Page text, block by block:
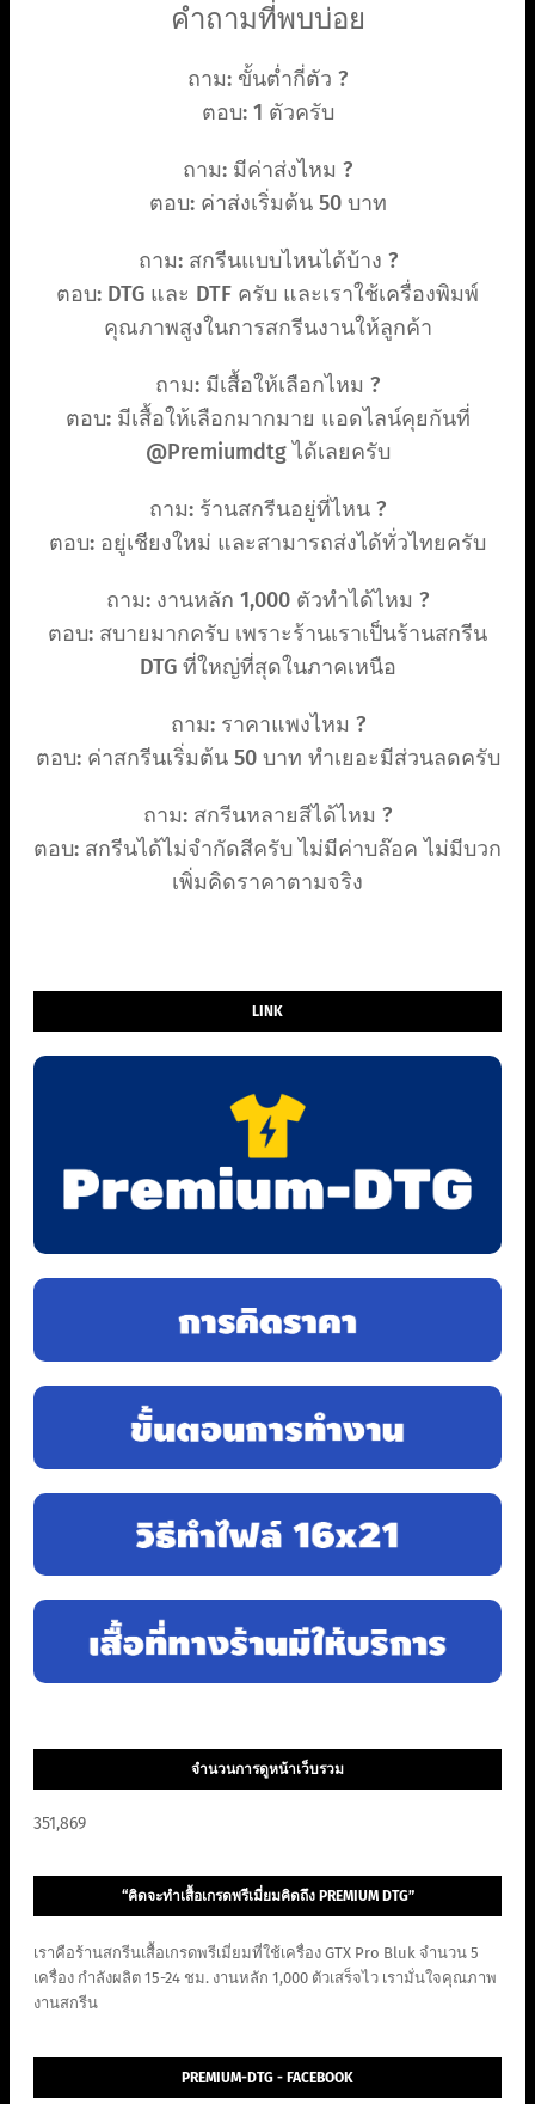
คำถามที่พบบ่อย
ถาม: ขั้นต่ำกี่ตัว ?
ตอบ: 1 ตัวครับ
ถาม: มีค่าส่งไหม ?
ตอบ: ค่าส่งเริ่มต้น 50 บาท
ถาม: สกรีนแบบไหนได้บ้าง ?
ตอบ: DTG และ DTF ครับ และเราใช้เครื่องพิมพ์
คุณภาพสูงในการสกรีนงานให้ลูกค้า
ถาม: มีเสื้อให้เลือกไหม ?
ตอบ: มีเสื้อให้เลือกมากมาย แอดไลน์คุยกันที่
@Premiumdtg ได้เลยครับ
ถาม: ร้านสกรีนอยู่ที่ไหน ?
ตอบ: อยู่เชียงใหม่ และสามารถส่งได้ทั่วไทยครับ
ถาม: งานหลัก 1,000 ตัวทำได้ไหม ?
ตอบ: สบายมากครับ เพราะร้านเราเป็นร้านสกรีน
DTG ที่ใหญ่ที่สุดในภาคเหนือ
ถาม: ราคาแพงไหม ?
ตอบ: ค่าสกรีนเริ่มต้น 50 บาท ทำเยอะมีส่วนลดครับ
ถาม: สกรีนหลายสีได้ไหม ?
ตอบ: สกรีนได้ไม่จำกัดสีครับ ไม่มีค่าบล๊อค ไม่มีบวก
เพิ่มคิดราคาตามจริง
LINK
จำนวนการดูหน้าเว็บรวม
351,869
“คิดจะทำเสื้อเกรดพรีเมี่ยมคิดถึง PREMIUM DTG”
เราคือร้านสกรีนเสื้อเกรดพรีเมี่ยมที่ใช้เครื่อง GTX Pro Bluk จำนวน 5
เครื่อง กำลังผลิต 15-24 ชม. งานหลัก 1,000 ตัวเสร็จไว เรามั่นใจคุณภาพ
งานสกรีน
PREMIUM-DTG - FACEBOOK